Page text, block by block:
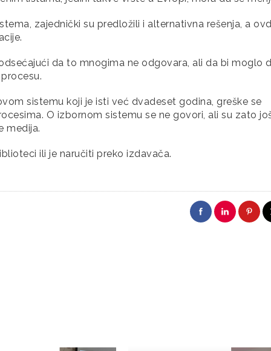
zajednički su predložili i alternativna rešenja, a
da to mnogima ne odgovara, ali da bi moglo
sistemu koji je isti već dvadeset godina, greške se
O izbornom sistemu se ne govori, ali su zato
medija.
ili je naručiti preko izdavača.